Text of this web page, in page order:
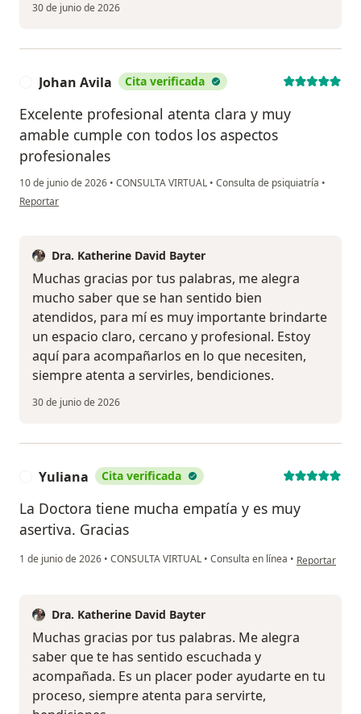
30 de junio de 2026
Johan Avila Cita verificada
Excelente profesional atenta clara y muy
amable cumple con todos los aspectos
profesionales
10 de junio de 2026 • CONSULTA VIRTUAL • Consulta de psiquiatría •
en opinión del usuario Johan Avila
Reportar
Dra. Katherine David Bayter
Muchas gracias por tus palabras, me alegra
mucho saber que se han sentido bien
atendidos, para mí es muy importante brindarte
un espacio claro, cercano y profesional. Estoy
aquí para acompañarlos en lo que necesiten,
siempre atenta a servirles, bendiciones.
30 de junio de 2026
Yuliana Cita verificada
La Doctora tiene mucha empatía y es muy
asertiva. Gracias
1 de junio de 2026 • CONSULTA VIRTUAL • Consulta en línea • en opinión
Reportar
Dra. Katherine David Bayter
Muchas gracias por tus palabras. Me alegra
saber que te has sentido escuchada y
acompañada. Es un placer poder ayudarte en tu
proceso, siempre atenta para servirte,